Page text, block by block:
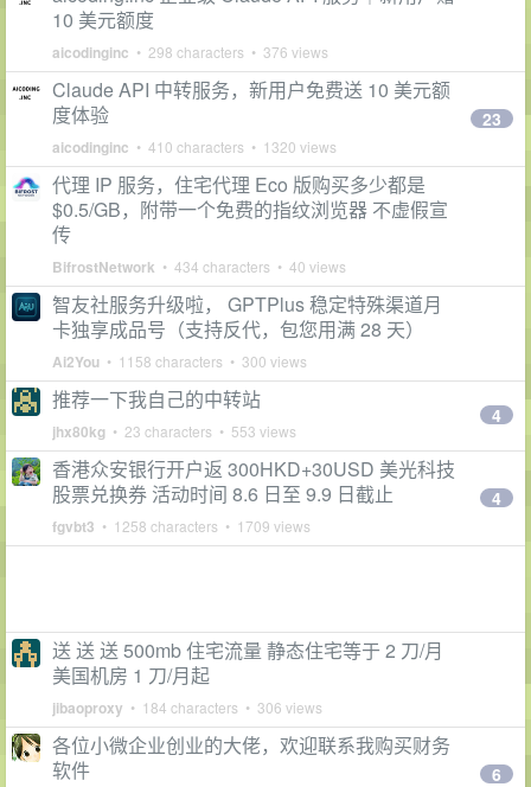
10 美元额度
aicodinginc • 298 characters • 376 views
Claude API 中转服务，新用户免费送 10 美元额
度体验
aicodinginc • 410 characters • 1320 views
23
代理 IP 服务，住宅代理 Eco 版购买多少都是
$0.5/GB，附带一个免费的指纹浏览器 不虚假宣
传
BifrostNetwork • 434 characters • 40 views
智友社服务升级啦， GPTPlus 稳定特殊渠道月
卡独享成品号（支持反代，包您用满 28 天）
Ai2You • 1158 characters • 300 views
推荐一下我自己的中转站
jhx80kg • 23 characters • 553 views
4
香港众安银行开户返 300HKD+30USD 美光科技
股票兑换券 活动时间 8.6 日至 9.9 日截止
fgvbt3 • 1258 characters • 1709 views
4
送 送 送 500mb 住宅流量 静态住宅等于 2 刀/月
美国机房 1 刀/月起
jibaoproxy • 184 characters • 306 views
各位小微企业创业的大佬，欢迎联系我购买财务
软件
6